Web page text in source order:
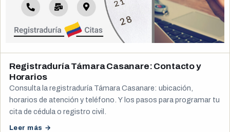
Registraduría Támara Casanare: Contacto y
Horarios
Consulta la registraduría Támara Casanare: ubicación,
horarios de atención y teléfono. Y los pasos para programar tu
cita de cédula o registro civil.
Leer más →